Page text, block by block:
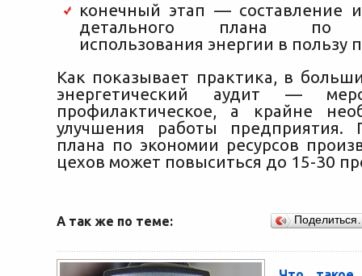
конечный этап — составление
детального плана по
использования энергии в пользу
Как показывает практика, в
энергетический аудит —
профилактическое, а крайне
улучшения работы предприятия.
плана по экономии ресурсов
цехов может повыситься до 15-30
А так же по теме: